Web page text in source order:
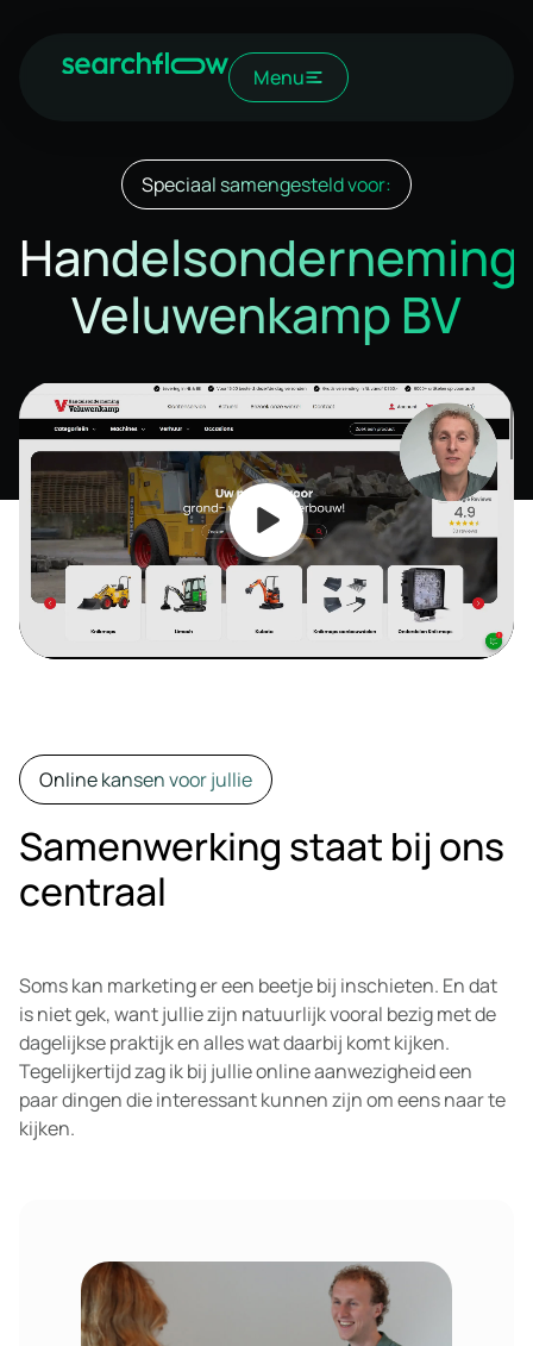
Menu
Speciaal samengesteld voor:
Handelsonderneming
Veluwenkamp BV
Online kansen voor jullie
Samenwerking staat bij ons
centraal
Soms kan marketing er een beetje bij inschieten. En dat
is niet gek, want jullie zijn natuurlijk vooral bezig met de
dagelijkse praktijk en alles wat daarbij komt kijken.
Tegelijkertijd zag ik bij jullie online aanwezigheid een
paar dingen die interessant kunnen zijn om eens naar te
kijken.